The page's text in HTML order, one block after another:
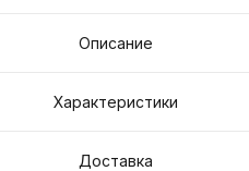
Описание
Характеристики
Доставка